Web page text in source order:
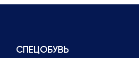
СПЕЦОБУВЬ